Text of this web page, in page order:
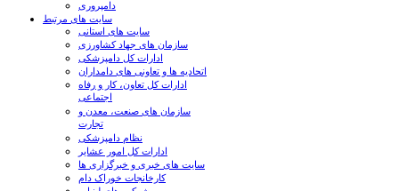
دامپروری
سایت های مرتبط
سایت های استانی
سازمان های جهاد کشاورزی
ادارات کل دامپزشکی
اتحادیه ها و تعاونی های دامداران
ادارات کل تعاون، کار و رفاه
اجتماعی
سازمان های صنعت، معدن و
تجارت
نظام دامپزشکی
ادارات کل امور عشایر
سایت های خبری و خبرگزاری ها
کارخانجات خوراک دام